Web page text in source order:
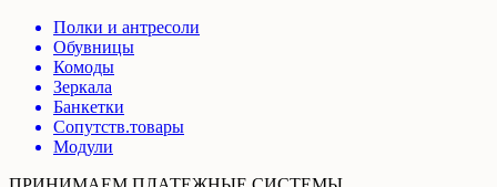
Полки и антресоли
Обувницы
Комоды
Зеркала
Банкетки
Сопутств.товары
Модули